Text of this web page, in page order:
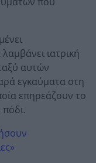
ιατρική
αυτών
εγκαύματα στη
επηρεάζουν το